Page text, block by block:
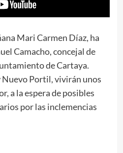
Mari Carmen Díaz, ha
Camacho, concejal de
de Cartaya.
Nuevo Portil, vivirán unos
a la espera de posibles
por las inclemencias